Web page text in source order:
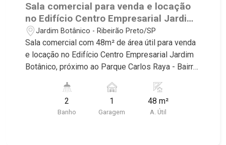
Sala comercial para venda e locação
no Edifício Centro Empresarial Jardim
Botânico, próximo ao Parque Carlos
Raya - Ribeirão Preto/SP.
Jardim Botânico - Ribeirão Preto/SP
Sala comercial com 48m² de área útil para venda
e locação no Edifício Centro Empresarial Jardim
Botânico, próximo ao Parque Carlos Raya - Bairro
características deste imóvel que a Martinelli
Imobiliária selecionou para você: - 48m² de área
útil - 2 WCs masculino e feminino - Copa - 1 vaga
2
Banho
1
Garagem
48 m²
A. Útil